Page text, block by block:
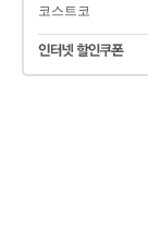
코스트코